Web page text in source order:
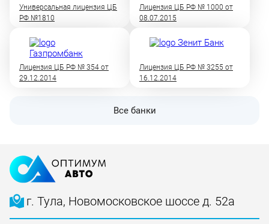
Универсальная лицензия ЦБ
РФ №1810
Лицензия ЦБ РФ № 1000 от
08.07.2015
Лицензия ЦБ РФ № 354 от
29.12.2014
Лицензия ЦБ РФ № 3255 от
16.12.2014
Все банки
г. Тула, Новомосковское шоссе д. 52а